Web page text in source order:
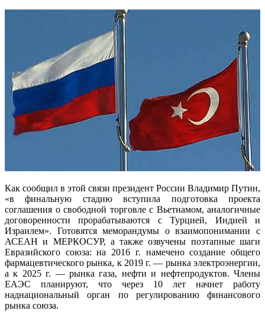
Как сообщил в этой связи президент России Владимир Путин,
«в финальную стадию вступила подготовка проекта
соглашения о свободной торговле с Вьетнамом, аналогичные
договоренности прорабатываются с Турцией, Индией и
Израилем». Готовятся меморандумы о взаимопонимании с
АСЕАН и МЕРКОСУР, а также озвучены поэтапные шаги
Евразийского союза: на 2016 г. намечено создание общего
фармацевтического рынка, к 2019 г. — рынка электроэнергии,
а к 2025 г. — рынка газа, нефти и нефтепродуктов. Члены
ЕАЭС планируют, что через 10 лет начнет работу
наднациональный орган по регулированию финансового
рынка союза.